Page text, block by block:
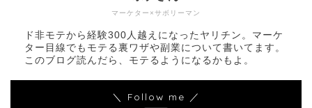
マーケター×サボリーマン
ド非モテから経験300人越えになったヤリチン。マーケ
ター目線でもモテる裏ワザや副業について書いてます。
このブログ読んだら、モテるようになるかもよ。
＼ Follow me ／